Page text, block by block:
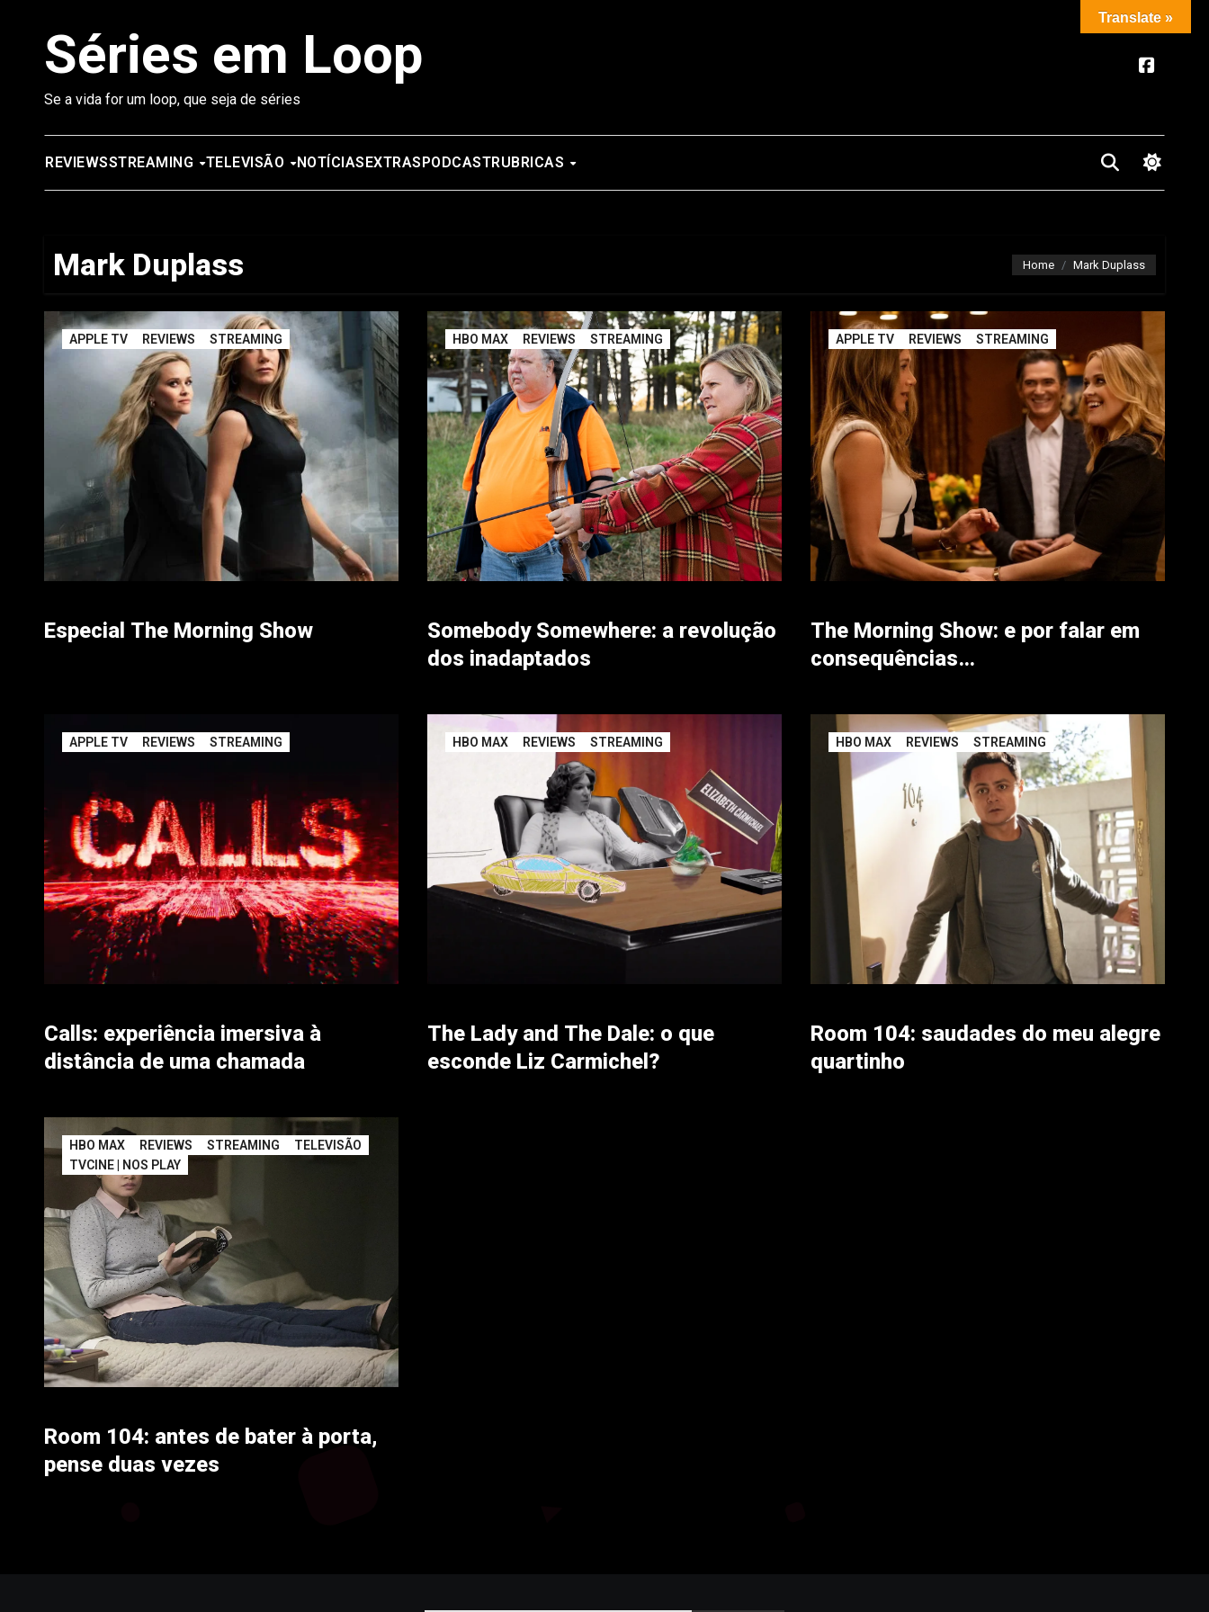
Séries em Loop
Se a vida for um loop, que seja de séries
REVIEWSSTREAMING TELEVISÃO NOTÍCIASEXTRASPODCASTRUBRICAS
Mark Duplass Home Mark Duplass
APPLE TV REVIEWS STREAMING
Especial The Morning Show
HBO MAX REVIEWS STREAMING
Somebody Somewhere: a revolução
dos inadaptados
APPLE TV REVIEWS STREAMING
The Morning Show: e por falar em
consequências…
APPLE TV REVIEWS STREAMING
Calls: experiência imersiva à
distância de uma chamada
HBO MAX REVIEWS STREAMING
The Lady and The Dale: o que
esconde Liz Carmichel?
HBO MAX REVIEWS STREAMING
Room 104: saudades do meu alegre
quartinho
HBO MAX REVIEWS STREAMING
TELEVISÃO
TVCINE | NOS PLAY
Room 104: antes de bater à porta,
pense duas vezes
Translate »